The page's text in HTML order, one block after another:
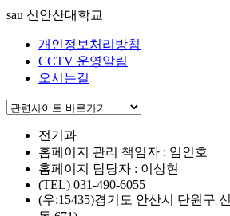
sau 신안산대학교
개인정보처리방침
CCTV 운영알림
오시는길
전기과
홈페이지 관리 책임자 : 임인호
홈페이지 담당자 : 이상현
(TEL) 031-490-6055
(우:15435)경기도 안산시 단원구